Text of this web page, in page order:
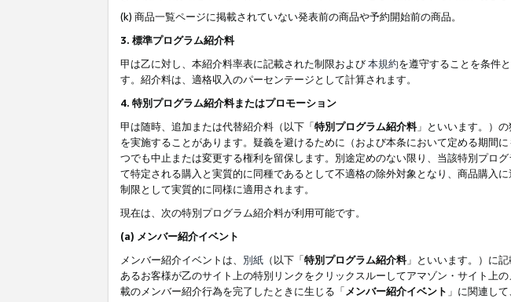
(k) 商品一覧ページに掲載されていない発表前の商品や予約開始前の商品。
3. 標準プログラム紹介料
甲は乙に対し、本紹介料率表に記載された制限および本規約を遵守することを条件と
す。紹介料は、適格収入のパーセンテージとして計算されます。
4. 特別プログラム紹介料またはプロモーション
甲は随時、追加または代替紹介料（以下「特別プログラム紹介料」といいます。）
を実施することがあります。疑義を避けるために（および本条において定める期間
つでも中止または変更する権利を留保します。別途定めのない限り、当該特別プロ
て特定される購入と実質的に同種であるとして不適格の除外対象となり、商品購入
制限として実質的に同様に適用されます。
現在は、次の特別プログラム紹介料が利用可能です。
(a) メンバー紹介イベント
メンバー紹介イベントは、 別紙 （以下「特別プログラム紹介料」といいます。）に
あるお客様が乙のサイト上の特別リンクをクリックスルーしてアマゾン・サイト上
載のメンバー紹介行為を完了したときに生じる「 メンバー紹介イベント 」に関連し